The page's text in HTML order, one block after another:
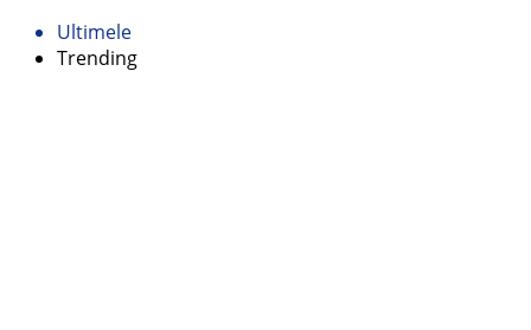
Ultimele
Trending